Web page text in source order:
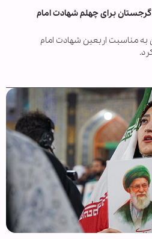
برای چهلم شهادت امام
به مناسبت اربعین شهادت امام